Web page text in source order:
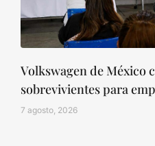
Volkswagen de México
sobrevivientes para
7 agosto, 2026